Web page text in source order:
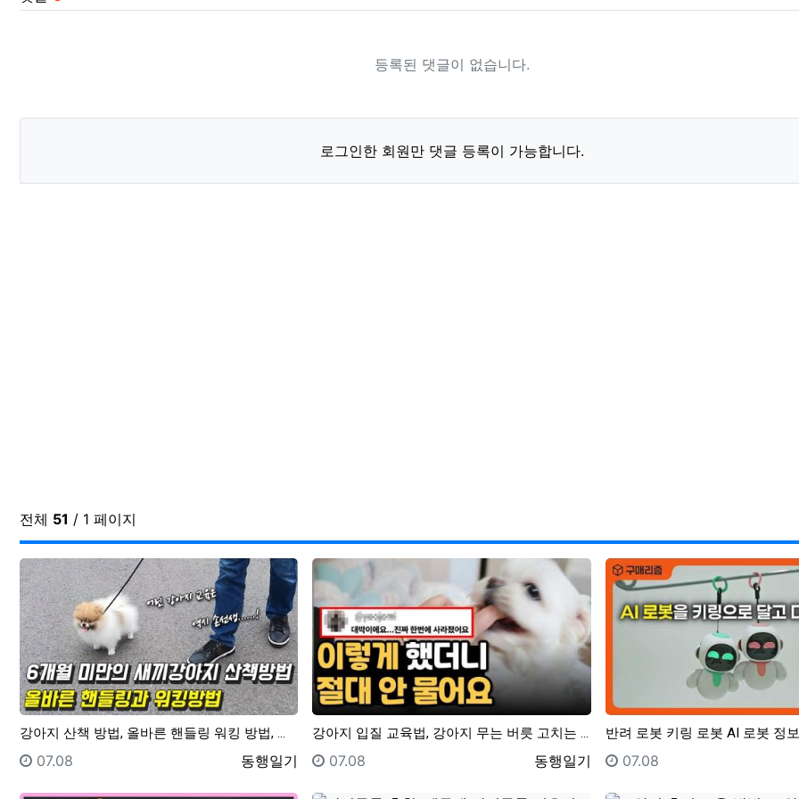
등록된 댓글이 없습니다.
로그인한 회원만 댓글 등록이 가능합니다.
전체 51 / 1 페이지
강아지 산책 방법, 올바른 핸들링 워킹 방법, 어린 강아지 산책 교육 방법 정보
등록자
동행일기
등록일
07.08
강아지 입질 교육법, 강아지 무는 버릇 고치는 방법, 깨무는 강아지 입질 멈추는 교육법 정보
등록자
동행일기
등록일
07.08 등록일
07.08